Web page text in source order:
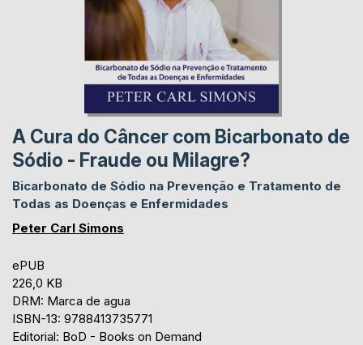
A Cura do Câncer com Bicarbonato de
Sódio - Fraude ou Milagre?
Bicarbonato de Sódio na Prevenção e Tratamento de
Todas as Doenças e Enfermidades
Peter Carl Simons
ePUB
226,0 KB
DRM: Marca de agua
ISBN-13: 9788413735771
Editorial: BoD - Books on Demand